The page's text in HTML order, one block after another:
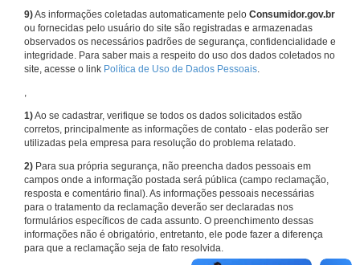
9)As informações coletadas automaticamente pelo Consumidor.gov.br
ou fornecidas pelo usuário do site são registradas e armazenadas
observados os necessários padrões de segurança, confidencialidade e
integridade. Para saber mais a respeito do uso dos dados coletados no
site, acesse o link Política de Uso de Dados Pessoais.
,
1)Ao se cadastrar, verifique se todos os dados solicitados estão
corretos, principalmente as informações de contato - elas poderão ser
utilizadas pela empresa para resolução do problema relatado.
2) Para sua própria segurança, não preencha dados pessoais em
campos onde a informação postada será pública (campo reclamação,
resposta e comentário final). As informações pessoais necessárias
para o tratamento da reclamação deverão ser declaradas nos
formulários específicos de cada assunto. O preenchimento dessas
informações não é obrigatório, entretanto, ele pode fazer a diferença
para que a reclamação seja de fato resolvida.